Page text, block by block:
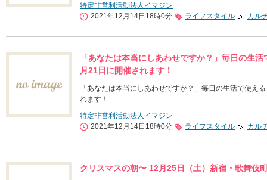
特定非営利活動法人イマジン
2021年12月14日18時0分
ライフスタイル カル
「あなたは本当にしあわせですか？」毎日の生
月21日に開催されます！
「あなたは本当にしあわせですか？」毎日の生活で使え
れます！
特定非営利活動法人イマジン
2021年12月14日18時0分
ライフスタイル カル
クリスマスの朝〜 12月25日（土）新宿・歌舞伎